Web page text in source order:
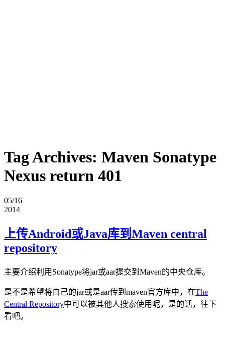
Tag Archives: Maven Sonatype
Nexus return 401
05/16
2014
上传Android或Java库到Maven central
repository
主要介绍利用Sonatype将jar或aar提交到Maven的中央仓库。
是不是希望将自己的jar或是aar传到maven官方库中，在The
Central Repository中可以被其他人搜索使用呢，是的话，往下
看吧。